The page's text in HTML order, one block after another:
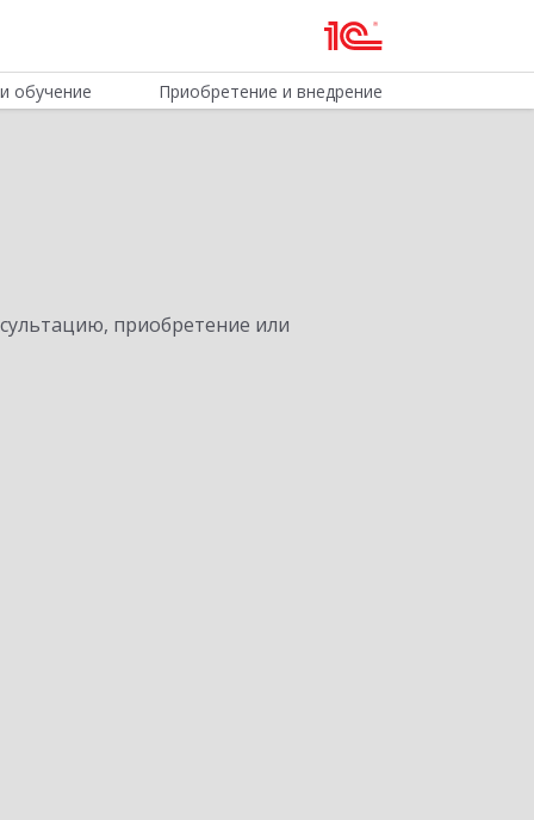
обучение Приобретение и внедрение
приобретение или